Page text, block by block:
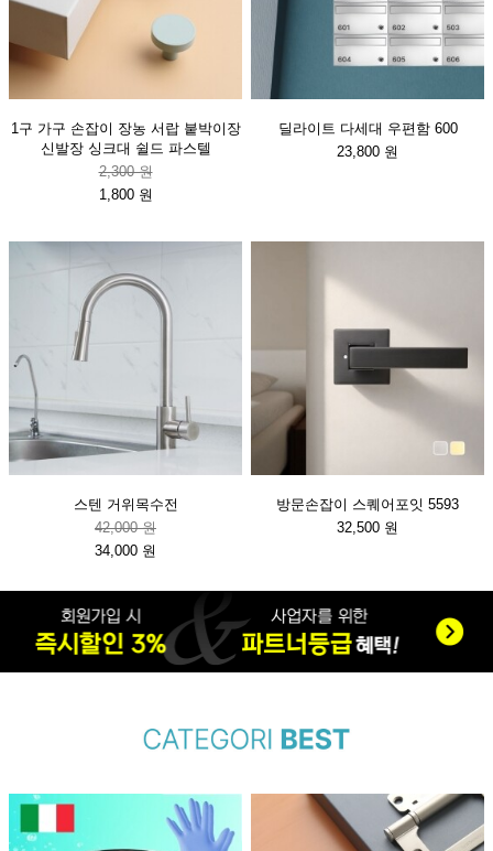
1구 가구 손잡이 장농 서랍 붙박이장
신발장 싱크대 쉴드 파스텔
2,300 원
1,800 원
딜라이트 다세대 우편함 600
23,800 원
스텐 거위목수전
42,000 원
34,000 원
방문손잡이 스퀘어포잇 5593
32,500 원